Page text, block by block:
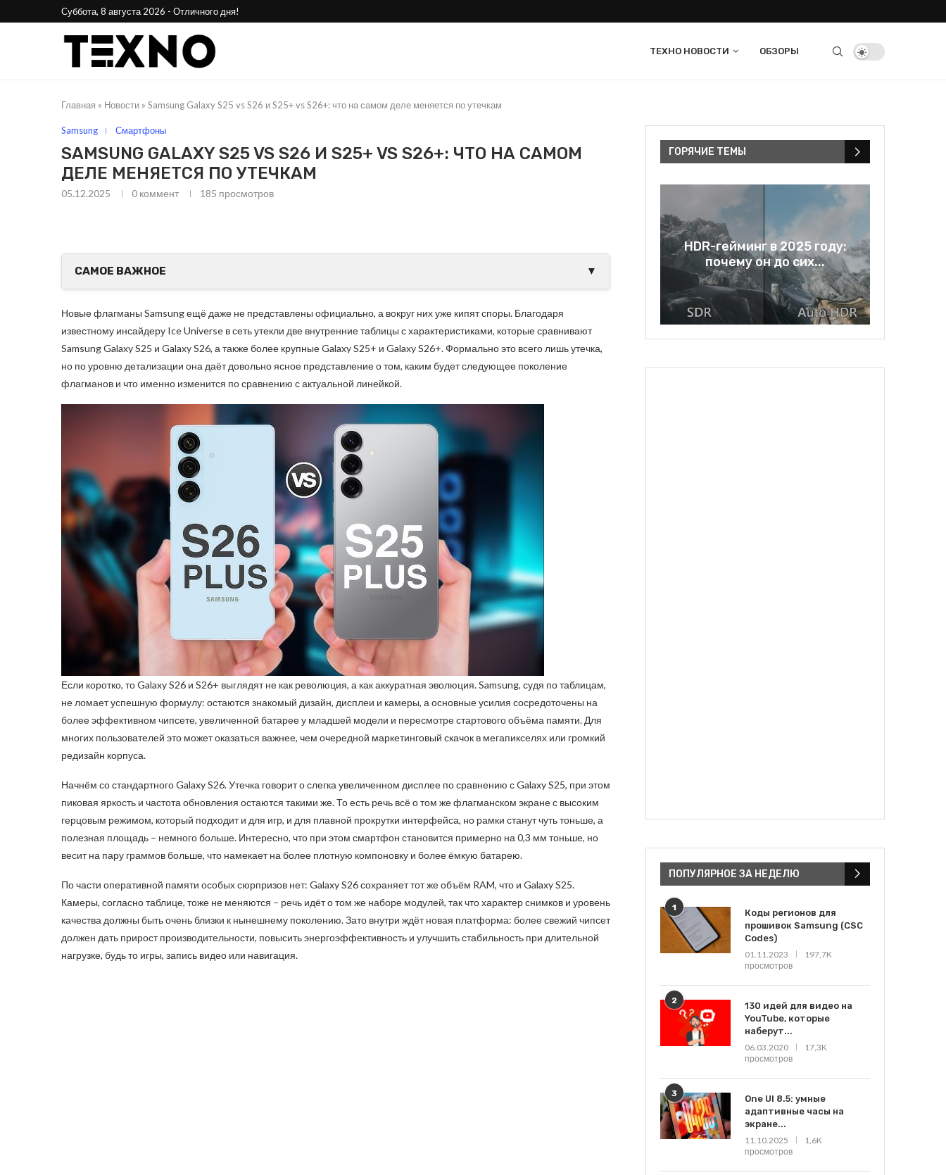
Суббота, 8 августа 2026 - Отличного дня!
ТЕХНО НОВОСТИ ОБЗОРЫ
Главная » Новости » Samsung Galaxy S25 vs S26 и S25+ vs S26+: что на самом деле меняется по утечкам
Samsung Смартфоны
SAMSUNG GALAXY S25 VS S26 И S25+ VS S26+: ЧТО НА САМОМ
ДЕЛЕ МЕНЯЕТСЯ ПО УТЕЧКАМ
05.12.2025 0 коммент 185 просмотров
САМОЕ ВАЖНОЕ ▼
Новые флагманы Samsung ещё даже не представлены официально, а вокруг них уже кипят споры. Благодаря
известному инсайдеру Ice Universe в сеть утекли две внутренние таблицы с характеристиками, которые сравнивают
Samsung Galaxy S25 и Galaxy S26, а также более крупные Galaxy S25+ и Galaxy S26+. Формально это всего лишь утечка,
но по уровню детализации она даёт довольно ясное представление о том, каким будет следующее поколение
флагманов и что именно изменится по сравнению с актуальной линейкой.
Если коротко, то Galaxy S26 и S26+ выглядят не как революция, а как аккуратная эволюция. Samsung, судя по таблицам,
не ломает успешную формулу: остаются знакомый дизайн, дисплеи и камеры, а основные усилия сосредоточены на
более эффективном чипсете, увеличенной батарее у младшей модели и пересмотре стартового объёма памяти. Для
многих пользователей это может оказаться важнее, чем очередной маркетинговый скачок в мегапикселях или громкий
редизайн корпуса.
Начнём со стандартного Galaxy S26. Утечка говорит о слегка увеличенном дисплее по сравнению с Galaxy S25, при этом
пиковая яркость и частота обновления остаются такими же. То есть речь всё о том же флагманском экране с высоким
герцовым режимом, который подходит и для игр, и для плавной прокрутки интерфейса, но рамки станут чуть тоньше, а
полезная площадь – немного больше. Интересно, что при этом смартфон становится примерно на 0,3 мм тоньше, но
весит на пару граммов больше, что намекает на более плотную компоновку и более ёмкую батарею.
По части оперативной памяти особых сюрпризов нет: Galaxy S26 сохраняет тот же объём RAM, что и Galaxy S25.
Камеры, согласно таблице, тоже не меняются – речь идёт о том же наборе модулей, так что характер снимков и уровень
качества должны быть очень близки к нынешнему поколению. Зато внутри ждёт новая платформа: более свежий чипсет
должен дать прирост производительности, повысить энергоэффективность и улучшить стабильность при длительной
нагрузке, будь то игры, запись видео или навигация.
ГОРЯЧИЕ ТЕМЫ
HDR-гейминг в 2025 году:
почему он до сих...
ПОПУЛЯРНОЕ ЗА НЕДЕЛЮ
1
Коды регионов для
прошивок Samsung (CSC
Codes)
01.11.2023
197,7K
просмотров
2
130 идей для видео на
YouTube, которые
наберут...
06.03.2020
17,3K
просмотров
3
One UI 8.5: умные
адаптивные часы на
экране...
11.10.2025
1,6K
просмотров